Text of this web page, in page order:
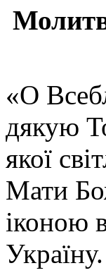
«О
дякую
якої
Мати
іконою
Україну.